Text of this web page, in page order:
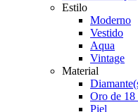
Estilo
Moderno
Vestido
Aqua
Vintage
Material
Oro de 18
Piel